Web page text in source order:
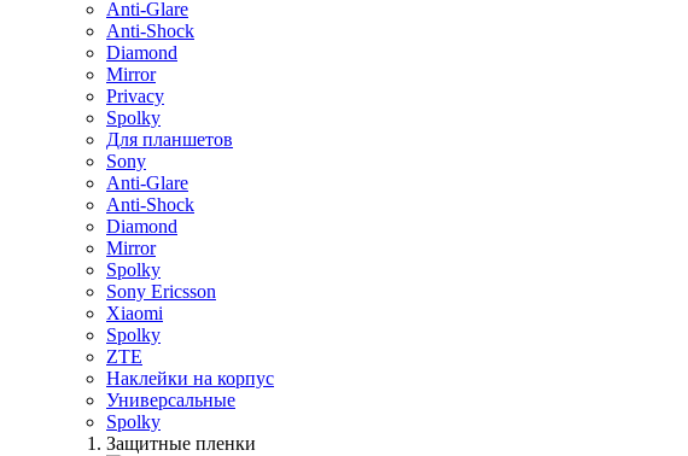
Anti-Glare
Anti-Shock
Diamond
Mirror
Privacy
Spolky
Для планшетов
Sony
Anti-Glare
Anti-Shock
Diamond
Mirror
Spolky
Sony Ericsson
Xiaomi
Spolky
ZTE
Наклейки на корпус
Универсальные
Spolky
Защитные пленки